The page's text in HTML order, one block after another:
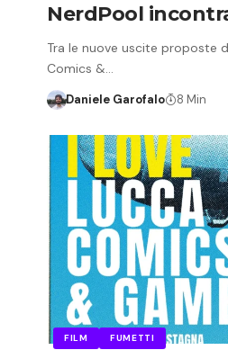
NerdPool
Tra le nuove uscite proposte
Comics &…
Daniele Garofalo 8 Min
FILM FUMETTI